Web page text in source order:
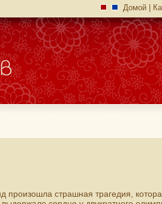
Домой
произошла страшная трагедия,